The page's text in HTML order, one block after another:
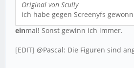
Original von Scully
ich habe gegen Screenyfs
einmal! Sonst gewinn ich immer.
[EDIT] @Pascal: Die Figuren sind